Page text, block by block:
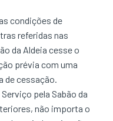
condições de
referidas nas
da Aldeia cesse o
prévia com uma
de cessação.
pela Sabão da
não importa o